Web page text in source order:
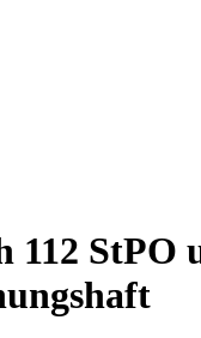
112 StPO